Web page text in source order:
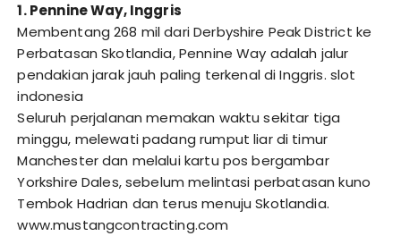
1. Pennine Way, Inggris
Membentang 268 mil dari Derbyshire Peak District ke
Perbatasan Skotlandia, Pennine Way adalah jalur
pendakian jarak jauh paling terkenal di Inggris. slot
indonesia
Seluruh perjalanan memakan waktu sekitar tiga
minggu, melewati padang rumput liar di timur
Manchester dan melalui kartu pos bergambar
Yorkshire Dales, sebelum melintasi perbatasan kuno
Tembok Hadrian dan terus menuju Skotlandia.
www.mustangcontracting.com